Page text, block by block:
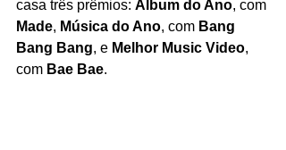
casa três prêmios: Álbum do Ano, com
Made, Música do Ano, com Bang
Bang Bang, e Melhor Music Video,
com Bae Bae.